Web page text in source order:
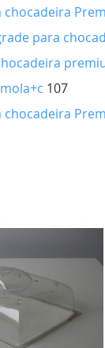
para
107
chocadeira